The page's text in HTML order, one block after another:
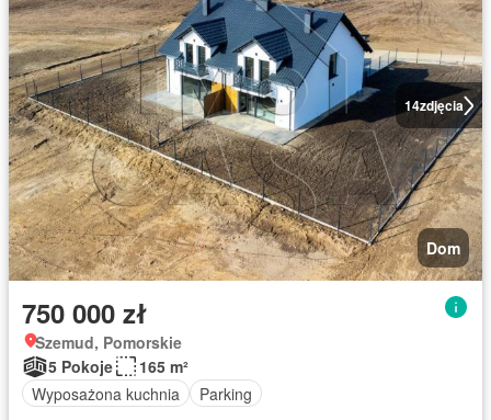
14zdjęcia
Dom
750 000 zł
Szemud, Pomorskie
5 Pokoje
165 m²
Wyposażona kuchnia
Parking